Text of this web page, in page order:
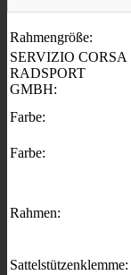
Rahmengröße:
SERVIZIO CORSA
RADSPORT
GMBH:
Farbe:
Farbe:
Rahmen:
Sattelstützenklemme: